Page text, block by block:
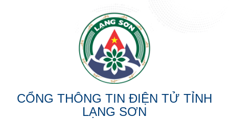
CỔNG THÔNG TIN ĐIỆN TỬ TỈNH
LẠNG SƠN